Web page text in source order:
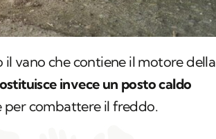
il vano che contiene il motore della
invece un posto caldo
per combattere il freddo.